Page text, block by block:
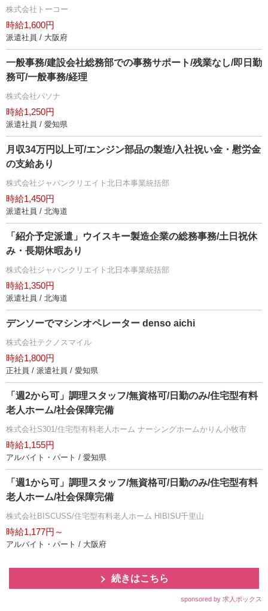
株式会社トーコー
時給1,600円
派遣社員 / 大阪府
一般事務/建設会社総務部での事務サポート/残業なし/即日勤
務可/一般事務/経理
株式会社パソナ
時給1,250円
派遣社員 / 愛知県
月収34万円以上可/エンジン部品の製造/入社祝い金・慰労金
の支給あり
株式会社ジャパンクリエイト北日本事業統括部
時給1,450円
派遣社員 / 北海道
「紹介予定派遣」ウイスキー製造企業の総務事務/土日祝休
み・長期休暇あり
株式会社ジャパンクリエイト北日本事業統括部
時給1,350円
派遣社員 / 北海道
デンソーでマシンオペレーター denso aichi
株式会社テクノスマイル
時給1,800円
正社員 / 派遣社員 / 愛知県
「週2から可」調理スタッフ/無資格可/日勤のみ/住宅型有料
老人ホーム/社会保障完備
株式会社S301/住宅型有料老人ホーム ナーシングホームかりん小牧市
時給1,155円
アルバイト・パート / 愛知県
「週1から可」調理スタッフ/無資格可/日勤のみ/住宅型有料
老人ホーム/社会保障完備
株式会社BISCUSS/住宅型有料老人ホーム HIBISU千里山
時給1,177円～
アルバイト・パート / 大阪府
続きはこちら
sponsored by 求人ボックス